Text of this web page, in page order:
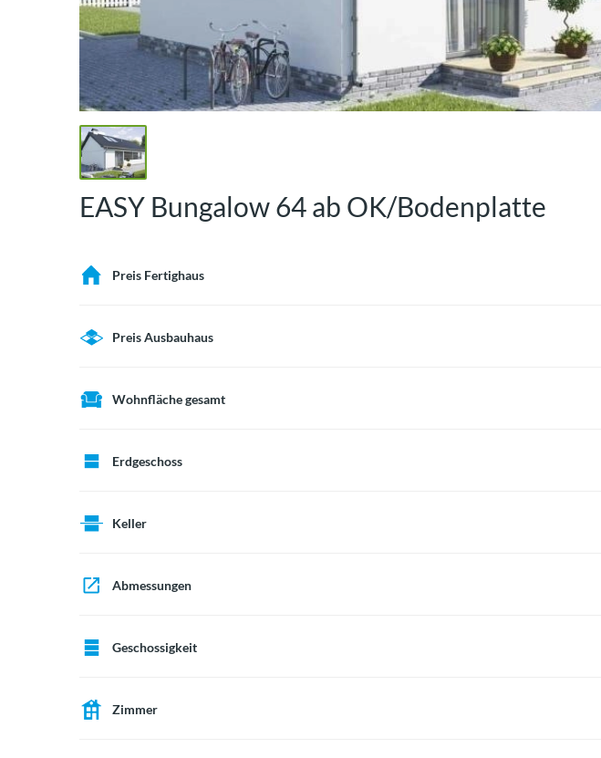
EASY Bungalow 64 ab OK/Bodenplatte
Preis Fertighaus
Preis Ausbauhaus
Wohnfläche gesamt
Erdgeschoss
Keller
Abmessungen
Geschossigkeit
Zimmer